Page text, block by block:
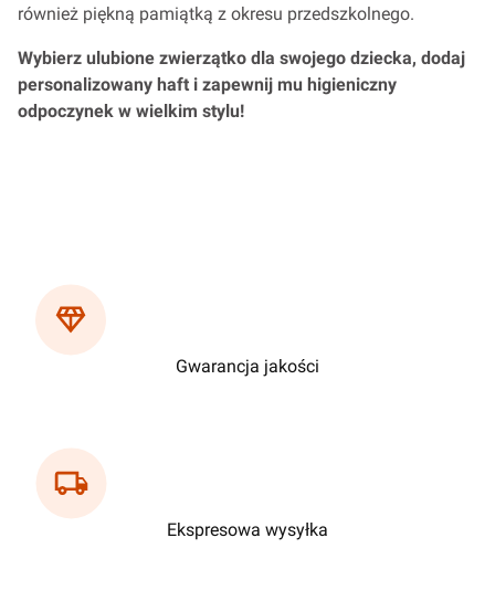
również piękną pamiątką z okresu przedszkolnego.
Wybierz ulubione zwierzątko dla swojego dziecka, dodaj
personalizowany haft i zapewnij mu higieniczny
odpoczynek w wielkim stylu!
Gwarancja jakości
Ekspresowa wysyłka